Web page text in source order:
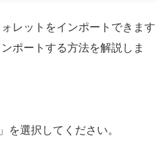
レットをインポートできます
ポートする方法を解説しま
」を選択してください。